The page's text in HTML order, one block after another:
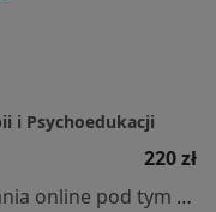
i Psychoedukacji
220 zł
Specjalista nie oferuje umawiania online pod tym adresem.